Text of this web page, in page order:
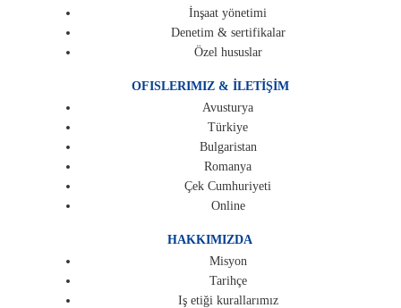
İnşaat yönetimi
Denetim & sertifikalar
Özel hususlar
OFISLERIMIZ & İLETİŞİM
Avusturya
Türkiye
Bulgaristan
Romanya
Çek Cumhuriyeti
Online
HAKKIMIZDA
Misyon
Tarihçe
Iş etiği kurallarımız